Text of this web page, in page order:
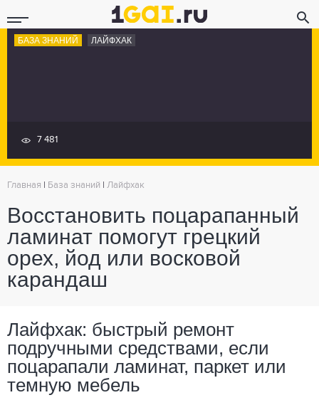
БАЗА ЗНАНИЙ ЛАЙФХАК
7 481
Главная База знаний Лайфхак
Восстановить поцарапанный
ламинат помогут грецкий
орех, йод или восковой
карандаш
Лайфхак: быстрый ремонт
подручными средствами, если
поцарапали ламинат, паркет или
темную мебель